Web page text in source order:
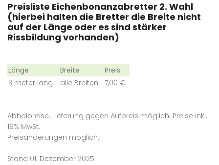
Preisliste Eichenbonanzabretter 2. Wahl
(hierbei halten die Bretter die Breite nicht
auf der Länge oder es sind stärker
Rissbildung vorhanden)
Länge Breite
Preis
3 meter lang
alle Breiten 7,00 €
Abholpreise. Lieferung gegen Aufpreis möglich. Preise inkl.
19% MwSt.
Preisänderungen möglich.
Stand 01. Dezember 2025